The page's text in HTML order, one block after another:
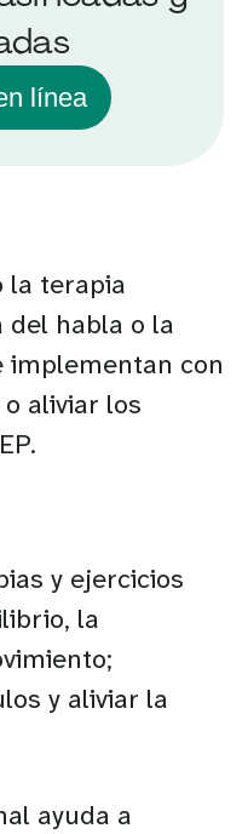
línea
la terapia
del habla o la
implementan con
aliviar los
y ejercicios
la
y aliviar la
ayuda a